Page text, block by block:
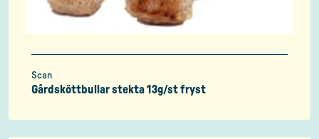
Scan
Gårdsköttbullar stekta 13g/st fryst